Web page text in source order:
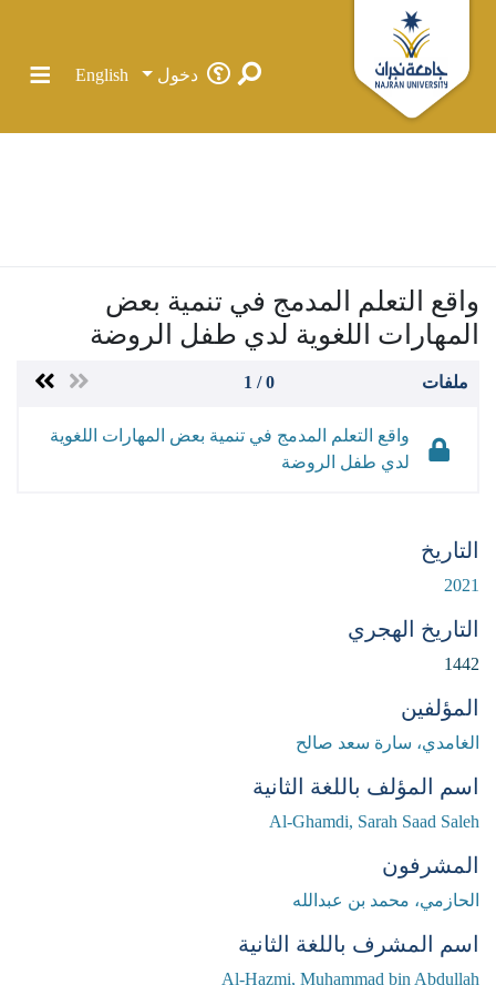
دخول English
المجتمعات والحاويات
الإحصائيات
كل دي سبيس
واقع التعلم المدمج في تنمية بعض
المهارات اللغوية لدي طفل الروضة
ملفات 0 / 1
واقع التعلم المدمج في تنمية بعض المهارات اللغوية
لدي طفل الروضة
التاريخ
2021
التاريخ الهجري
1442
المؤلفين
الغامدي، سارة سعد صالح
اسم المؤلف باللغة الثانية
Al-Ghamdi, Sarah Saad Saleh
المشرفون
الحازمي، محمد بن عبدالله
اسم المشرف باللغة الثانية
Al-Hazmi, Muhammad bin Abdullah